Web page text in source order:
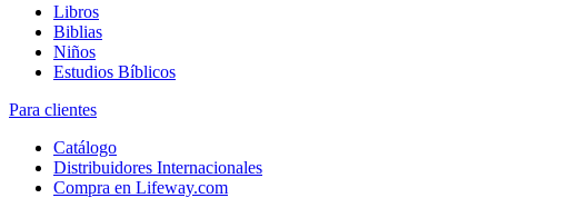
Libros
Biblias
Niños
Estudios Bíblicos
Para clientes
Catálogo
Distribuidores Internacionales
Compra en Lifeway.com